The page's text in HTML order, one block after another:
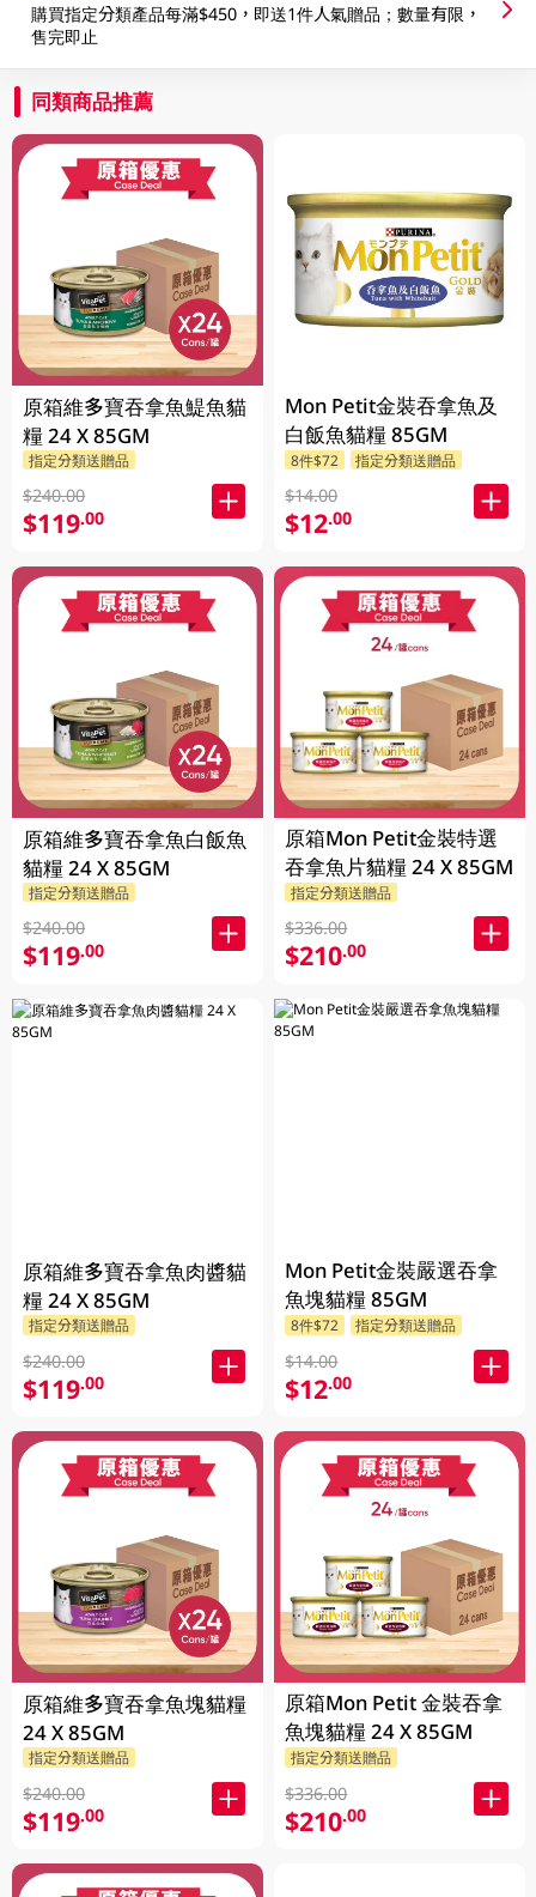
購買指定分類產品每滿$450，即送1件人氣贈品；數量有限，
售完即止
同類商品推薦
原箱維多寶吞拿魚鯷魚貓
糧 24 X 85GM
指定分類送贈品
$240.00
$119.00
原箱維多寶吞拿魚白飯魚
貓糧 24 X 85GM
指定分類送贈品
$240.00
$119.00
原箱維多寶吞拿魚肉醬貓
糧 24 X 85GM
指定分類送贈品
$240.00
$119.00
原箱維多寶吞拿魚塊貓糧
24 X 85GM
指定分類送贈品
$240.00
$119.00
Mon Petit金裝吞拿魚及
白飯魚貓糧 85GM
8件$72 指定分類送贈品
$14.00
$12.00
原箱Mon Petit金裝特選
吞拿魚片貓糧 24 X 85GM
指定分類送贈品
$336.00
$210.00
Mon Petit金裝嚴選吞拿
魚塊貓糧 85GM
8件$72 指定分類送贈品
$14.00
$12.00
原箱Mon Petit 金裝吞拿
魚塊貓糧 24 X 85GM
指定分類送贈品
$336.00
$210.00